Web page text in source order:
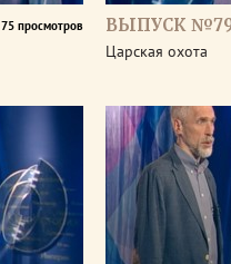
75 просмотров ВЫПУСК
Царская охота